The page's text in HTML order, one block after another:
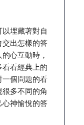
埋藏著對自
出怎樣的答
心互動時，
看經典上的
個問題的看
多不同的角
神愉悅的答